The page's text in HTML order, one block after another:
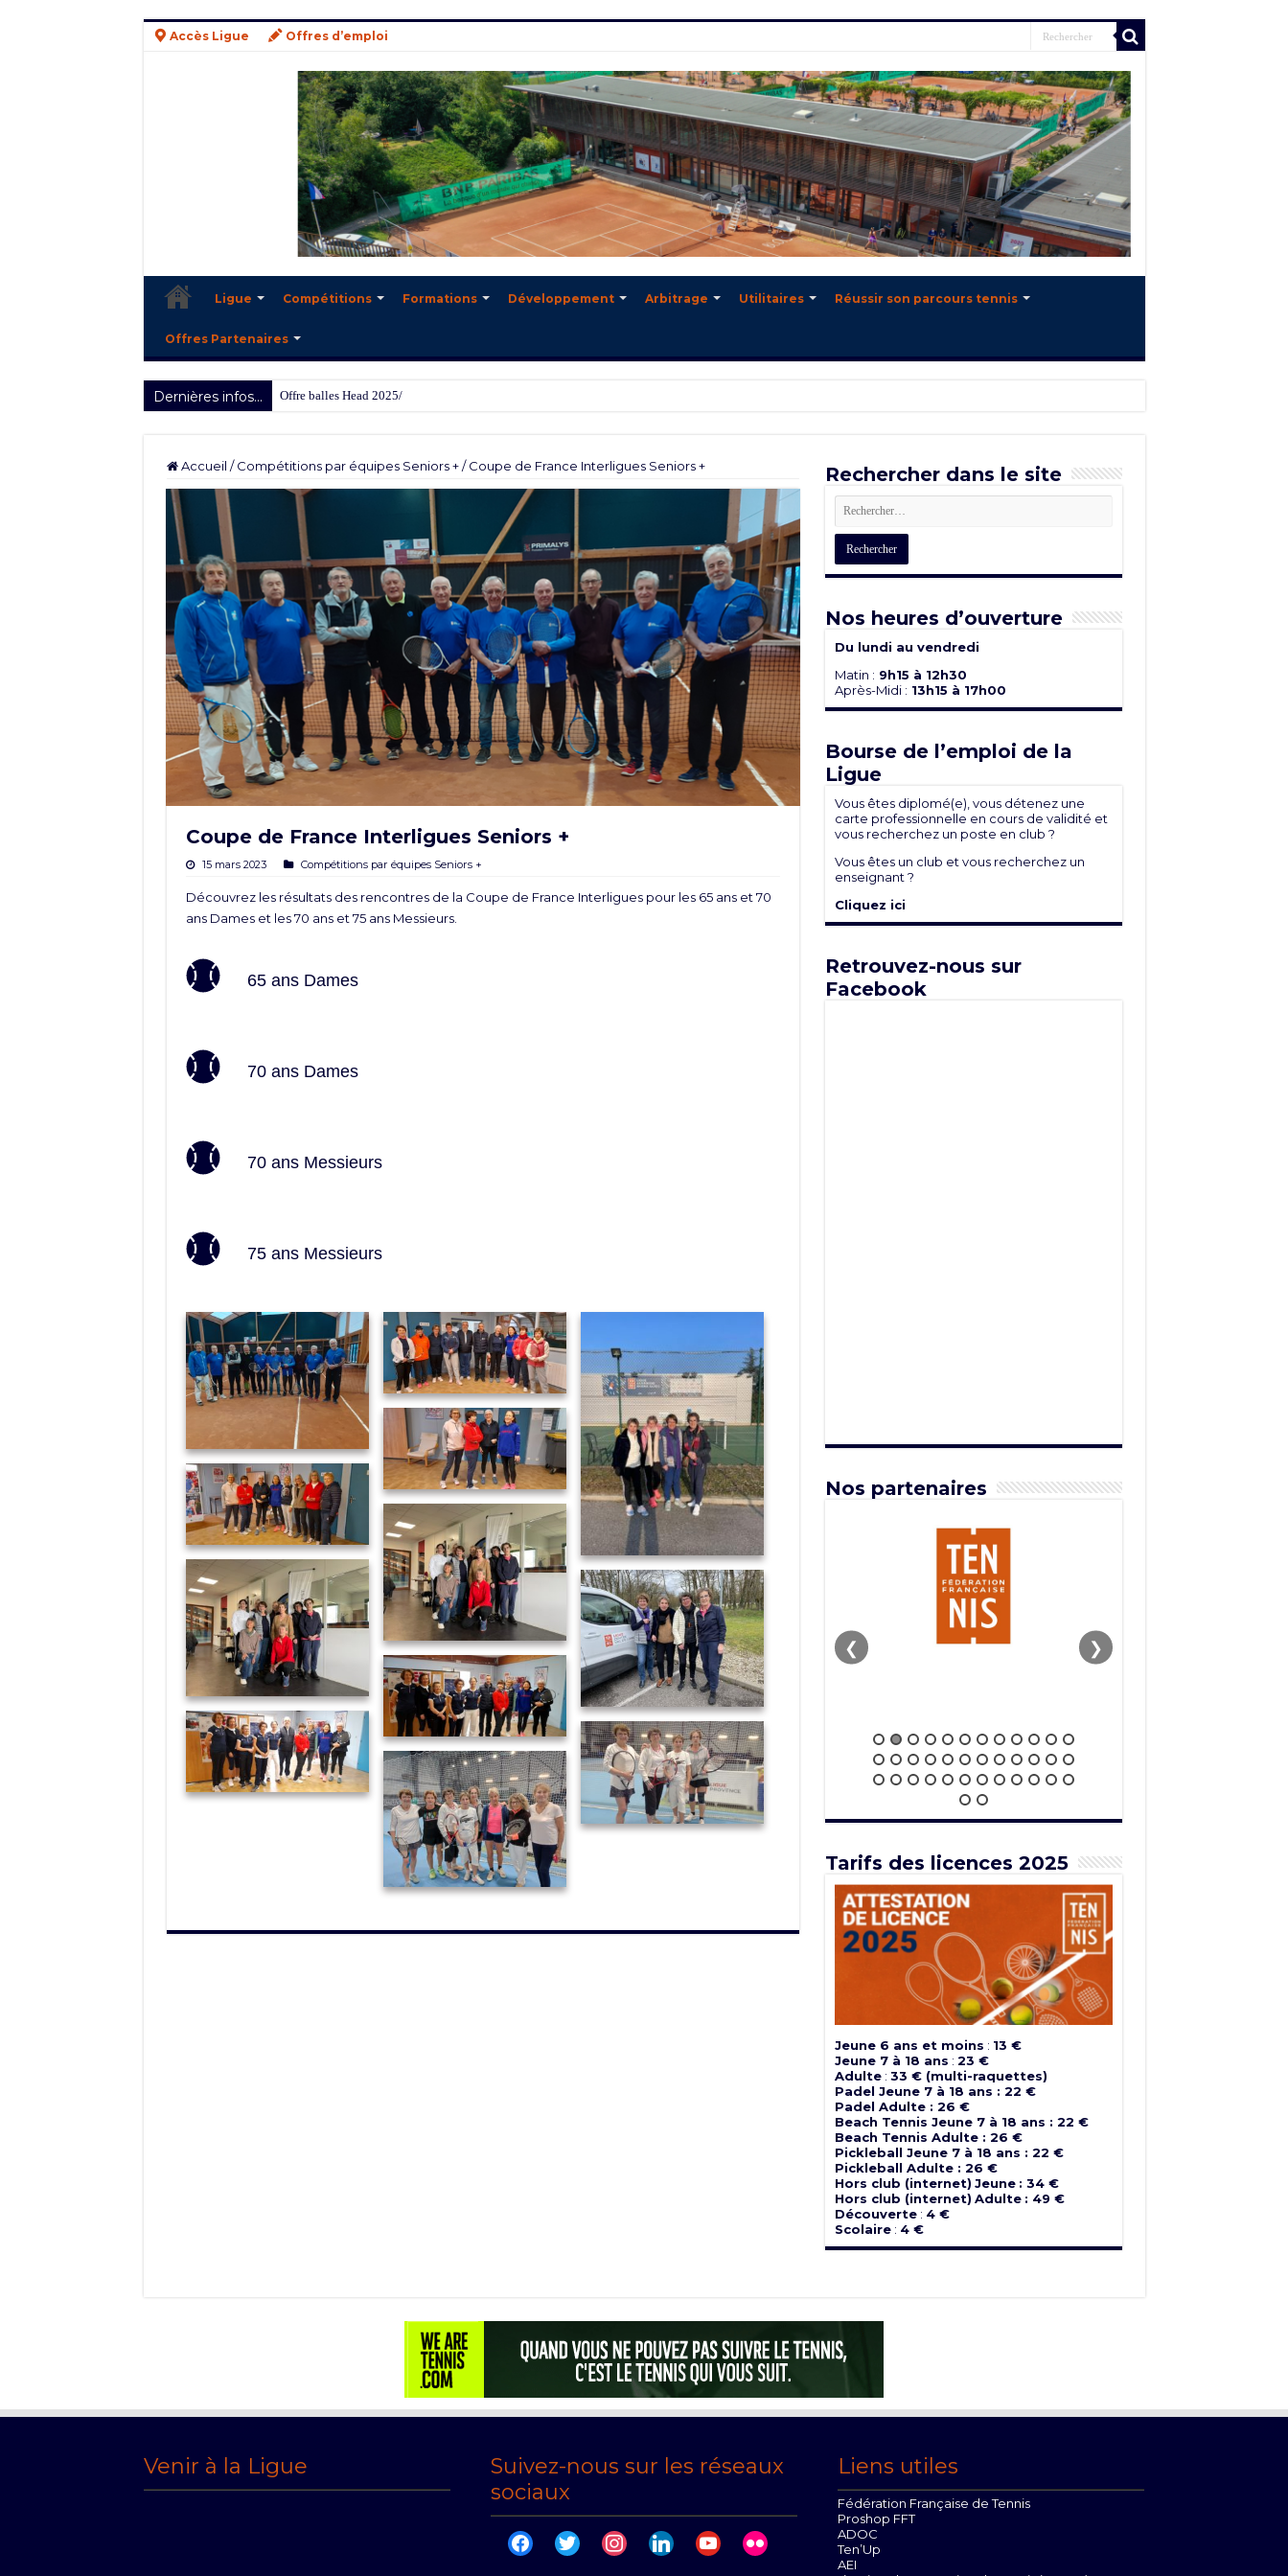
Accès Ligue Offres d’emploi
Ligue Compétitions Formations Développement Arbitrage Utilitaires Réussir son parcours tennis
Offres Partenaires
Dernières infos... Offre balles Head 2025/2026
Accueil / Compétitions par équipes Seniors + / Coupe de France Interligues Seniors +
Coupe de France Interligues Seniors +
15 mars 2023 Compétitions par équipes Seniors +
Découvrez les résultats des rencontres de la Coupe de France Interligues pour les 65 ans et 70
ans Dames et les 70 ans et 75 ans Messieurs.
65 ans Dames
70 ans Dames
70 ans Messieurs
75 ans Messieurs
Rechercher dans le site
Nos heures d’ouverture
Du lundi au vendredi
Matin : 9h15 à 12h30
Après-Midi : 13h15 à 17h00
Bourse de l’emploi de la
Ligue
Vous êtes diplomé(e), vous détenez une
carte professionnelle en cours de validité et
vous recherchez un poste en club ?
Vous êtes un club et vous recherchez un
enseignant ?
Cliquez ici
Retrouvez-nous sur
Facebook
Nos partenaires
❮ ❯
Tarifs des licences 2025
Jeune 6 ans et moins : 13 €
Jeune 7 à 18 ans : 23 €
Adulte: 33 € (multi-raquettes)
Padel Jeune 7 à 18 ans : 22 €
Padel Adulte : 26 €
Beach Tennis Jeune 7 à 18 ans : 22 €
Beach Tennis Adulte : 26 €
Pickleball Jeune 7 à 18 ans : 22 €
Pickleball Adulte : 26 €
Hors club (internet) Jeune : 34 €
Hors club (internet) Adulte : 49 €
Découverte: 4 €
Scolaire: 4 €
Venir à la Ligue
Suivez-nous sur les réseaux
sociaux
facebooktwitter instagramlinkedinyoutubeflickr
Liens utiles
Fédération Française de Tennis
Proshop FFT
ADOC
Ten’Up
AEI